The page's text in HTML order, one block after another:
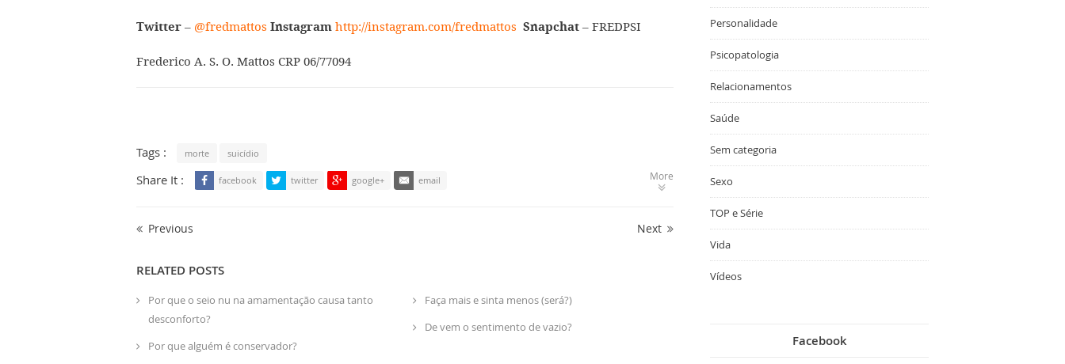
Twitter – @fredmattos Instagram http://instagram.com/fredmattos Snapchat – FREDPSI
Frederico A. S. O. Mattos CRP 06/77094
Tags : morte suicídio
Share It : facebook twitter google+ email More
Previous Next
RELATED POSTS
Por que o seio nu na amamentação causa tanto
desconforto?
Por que alguém é conservador?
Faça mais e sinta menos (será?)
De vem o sentimento de vazio?
Personalidade
Psicopatologia
Relacionamentos
Saúde
Sem categoria
Sexo
TOP e Série
Vida
Vídeos
Facebook